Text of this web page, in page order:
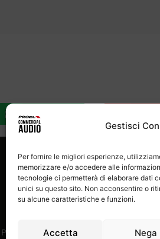
Gestisci
Per fornire le migliori esperienze,
memorizzare e/o accedere alle
tecnologie ci permetterà di elaborare dati
unici su questo sito. Non acconsentire o
su alcune caratteristiche e funzioni.
Accetta Nega
WhatsApp
P.Iva 00778590679 Cap.soc.: € 8.000.000